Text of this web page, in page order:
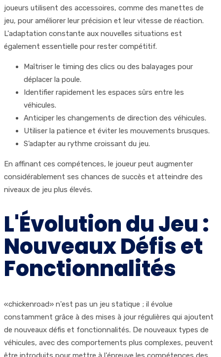
joueurs utilisent des accessoires, comme des manettes de
jeu, pour améliorer leur précision et leur vitesse de réaction.
L'adaptation constante aux nouvelles situations est
également essentielle pour rester compétitif.
Maîtriser le timing des clics ou des balayages pour
déplacer la poule.
Identifier rapidement les espaces sûrs entre les
véhicules.
Anticiper les changements de direction des véhicules.
Utiliser la patience et éviter les mouvements brusques.
S’adapter au rythme croissant du jeu.
En affinant ces compétences, le joueur peut augmenter
considérablement ses chances de succès et atteindre des
niveaux de jeu plus élevés.
L'Évolution du Jeu :
Nouveaux Défis et
Fonctionnalités
«chickenroad» n'est pas un jeu statique ; il évolue
constamment grâce à des mises à jour régulières qui ajoutent
de nouveaux défis et fonctionnalités. De nouveaux types de
véhicules, avec des comportements plus complexes, peuvent